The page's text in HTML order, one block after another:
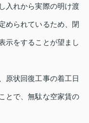
入れから実際の明け渡
められているため、閉
示をすることが望まし
原状回復工事の着工日
とで、無駄な空家賃の